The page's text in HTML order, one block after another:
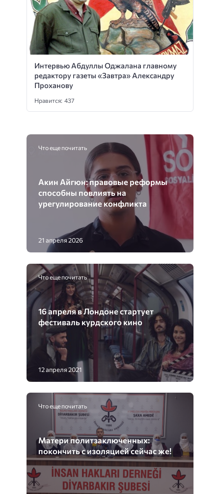
Интервью Абдуллы Оджалана главному
редактору газеты «Завтра» Александру
Проханову
Нравится: 437
Что еще почитать
Акин Айгюн: правовые реформы
способны повлиять на
урегулирование конфликта
21 апреля 2026
Что еще почитать
16 апреля в Лондоне стартует
фестиваль курдского кино
12 апреля 2021
Что еще почитать
Матери политзаключенных:
покончить с изоляцией сейчас же!